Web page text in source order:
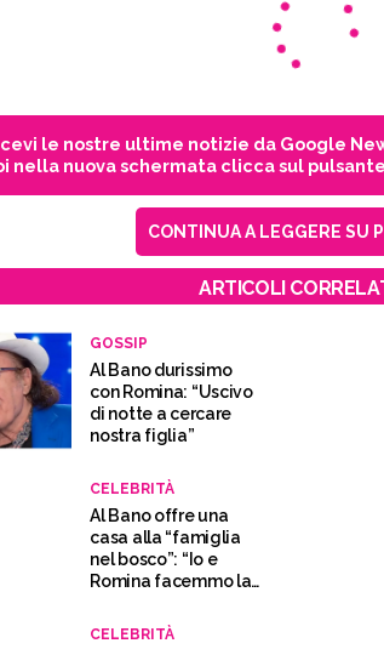
le nostre ultime notizie da Google
nella nuova schermata clicca sul
CONTINUA A LEGGERE SU
ARTICOLI
GOSSIP
Al Bano durissimo
con Romina: “Uscivo
di notte a cercare
nostra figlia”
CELEBRITÀ
Al Bano offre una
casa alla “famiglia
nel bosco”: “Io e
Romina facemmo la
CELEBRITÀ